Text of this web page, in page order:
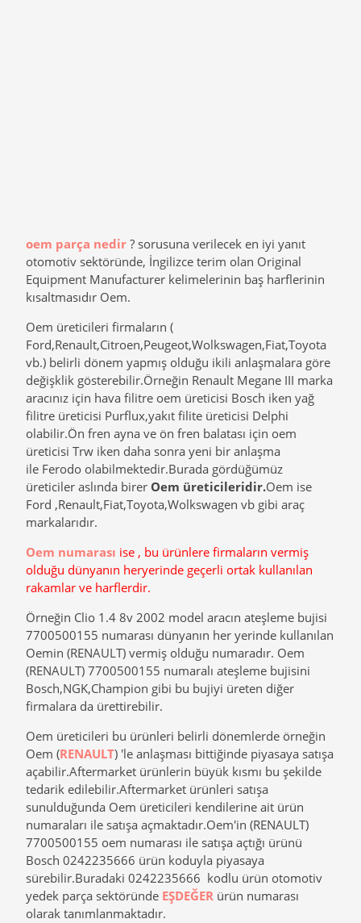
oem parça nedir ? sorusuna verilecek en iyi yanıt
otomotiv sektöründe, İngilizce terim olan Original
Equipment Manufacturer kelimelerinin baş harflerinin
kısaltmasıdır Oem.
Oem üreticileri firmaların (
Ford,Renault,Citroen,Peugeot,Wolkswagen,Fiat,Toyota
vb.) belirli dönem yapmış olduğu ikili anlaşmalara göre
değişklik gösterebilir.Örneğin Renault Megane III marka
aracınız için hava filitre oem üreticisi Bosch iken yağ
filitre üreticisi Purflux,yakıt filite üreticisi Delphi
olabilir.Ön fren ayna ve ön fren balatası için oem
üreticisi Trw iken daha sonra yeni bir anlaşma
ile Ferodo olabilmektedir.Burada gördüğümüz
üreticiler aslında birer Oem üreticileridir.Oem ise
Ford ,Renault,Fiat,Toyota,Wolkswagen vb gibi araç
markalarıdır.
Oem numarası ise , bu ürünlere firmaların vermiş
olduğu dünyanın heryerinde geçerli ortak kullanılan
rakamlar ve harflerdir.
Örneğin Clio 1.4 8v 2002 model aracın ateşleme bujisi
7700500155 numarası dünyanın her yerinde kullanılan
Oemin (RENAULT) vermiş olduğu numaradır. Oem
(RENAULT) 7700500155 numaralı ateşleme bujisini
Bosch,NGK,Champion gibi bu bujiyi üreten diğer
firmalara da ürettirebilir.
Oem üreticileri bu ürünleri belirli dönemlerde örneğin
Oem (RENAULT) 'le anlaşması bittiğinde piyasaya satışa
açabilir.Aftermarket ürünlerin büyük kısmı bu şekilde
tedarik edilebilir.Aftermarket ürünleri satışa
sunulduğunda Oem üreticileri kendilerine ait ürün
numaraları ile satışa açmaktadır.Oem'in (RENAULT)
7700500155 oem numarası ile satışa açtığı ürünü
Bosch 0242235666 ürün koduyla piyasaya
sürebilir.Buradaki 0242235666 kodlu ürün otomotiv
yedek parça sektöründe EŞDEĞER ürün numarası
olarak tanımlanmaktadır.